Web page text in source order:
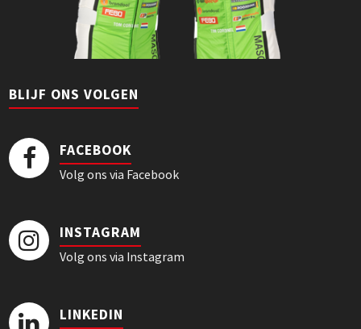
BLIJF ONS VOLGEN
FACEBOOK
Volg ons via Facebook
INSTAGRAM
Volg ons via Instagram
LINKEDIN